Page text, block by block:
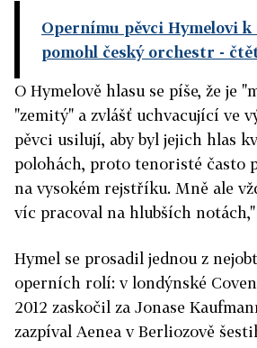
Opernímu pěvci Hymelovi k
pomohl český orchestr -
O Hymelově hlasu se píše, že je
"zemitý" a zvlášť uchvacující ve
pěvci usilují, aby byl jejich hlas
polohách, proto tenoristé často
na vysokém rejstříku. Mně ale
víc pracoval na hlubších
Hymel se prosadil jednou z
operních rolí: v londýnské
2012 zaskočil za Jonase
zazpíval Aenea v Berliozově